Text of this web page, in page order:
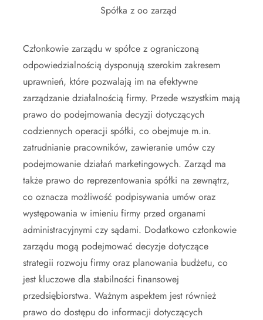
Spółka z oo zarząd
Członkowie zarządu w spółce z ograniczoną
odpowiedzialnością dysponują szerokim zakresem
uprawnień, które pozwalają im na efektywne
zarządzanie działalnością firmy. Przede wszystkim mają
prawo do podejmowania decyzji dotyczących
codziennych operacji spółki, co obejmuje m.in.
zatrudnianie pracowników, zawieranie umów czy
podejmowanie działań marketingowych. Zarząd ma
także prawo do reprezentowania spółki na zewnątrz,
co oznacza możliwość podpisywania umów oraz
występowania w imieniu firmy przed organami
administracyjnymi czy sądami. Dodatkowo członkowie
zarządu mogą podejmować decyzje dotyczące
strategii rozwoju firmy oraz planowania budżetu, co
jest kluczowe dla stabilności finansowej
przedsiębiorstwa. Ważnym aspektem jest również
prawo do dostępu do informacji dotyczących